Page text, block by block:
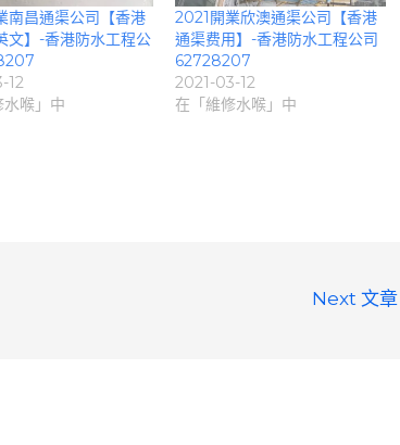
南昌通渠公司【香港
文】-香港防水工程公
12
喉」中
2021開業欣澳通渠公司【香港
通渠费用】-香港防水工程公司
62728207
2021-03-12
在「維修水喉」中
Next 文章